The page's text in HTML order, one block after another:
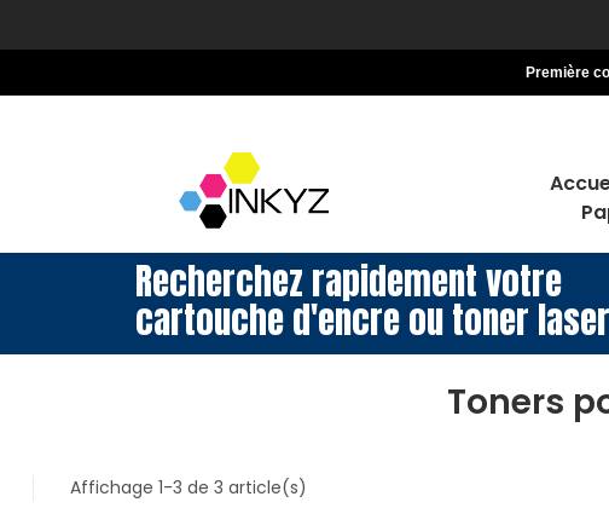
Première
Recherchez rapidement votre
cartouche d'encre ou toner laser
Toners
Affichage 1-3 de 3 article(s)